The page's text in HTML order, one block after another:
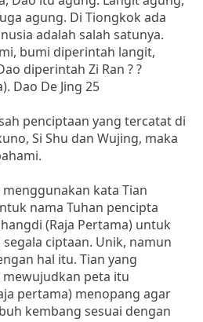
agung. Di Tiongkok ada
adalah salah satunya.
bumi diperintah langit,
diperintah Zi Ran ? ?
Dao De Jing 25
penciptaan yang tercatat di
Si Shu dan Wujing, maka
kata Tian
nama Tuhan pencipta
(Raja Pertama) untuk
ciptaan. Unik, namun
hal itu. Tian yang
mewujudkan peta itu
pertama) menopang agar
kembang sesuai dengan